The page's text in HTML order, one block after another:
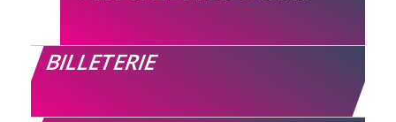
BILLETERIE